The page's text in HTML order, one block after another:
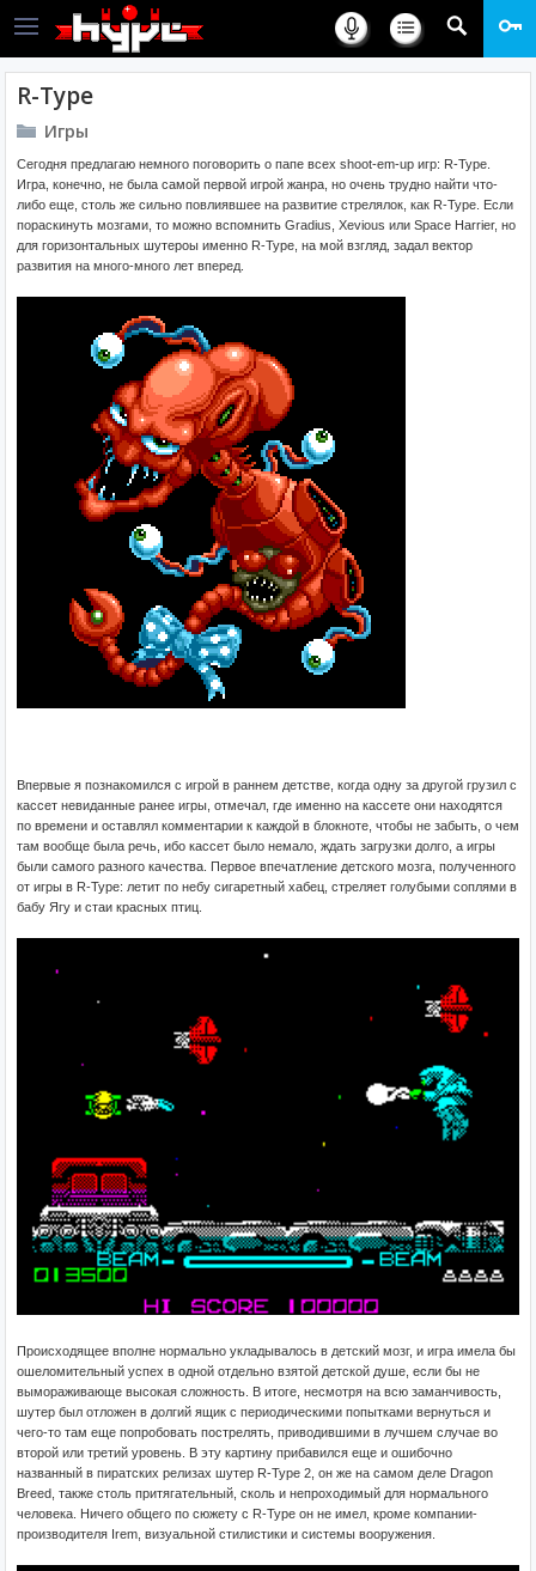
R-Type
Игры
Сегодня предлагаю немного поговорить о папе всех shoot-em-up игр: R-Type.
Игра, конечно, не была самой первой игрой жанра, но очень трудно найти что-
либо еще, столь же сильно повлиявшее на развитие стрелялок, как R-Type. Если
пораскинуть мозгами, то можно вспомнить Gradius, Xevious или Space Harrier, но
для горизонтальных шутероы именно R-Type, на мой взгляд, задал вектор
развития на много-много лет вперед.
Впервые я познакомился с игрой в раннем детстве, когда одну за другой грузил с
кассет невиданные ранее игры, отмечал, где именно на кассете они находятся
по времени и оставлял комментарии к каждой в блокноте, чтобы не забыть, о чем
там вообще была речь, ибо кассет было немало, ждать загрузки долго, а игры
были самого разного качества. Первое впечатление детского мозга, полученного
от игры в R-Type: летит по небу сигаретный хабец, стреляет голубыми соплями в
бабу Ягу и стаи красных птиц.
Происходящее вполне нормально укладывалось в детский мозг, и игра имела бы
ошеломительный успех в одной отдельно взятой детской душе, если бы не
вымораживающе высокая сложность. В итоге, несмотря на всю заманчивость,
шутер был отложен в долгий ящик с периодическими попытками вернуться и
чего-то там еще попробовать пострелять, приводившими в лучшем случае во
второй или третий уровень. В эту картину прибавился еще и ошибочно
названный в пиратских релизах шутер R-Type 2, он же на самом деле Dragon
Breed, также столь притягательный, сколь и непроходимый для нормального
человека. Ничего общего по сюжету с R-Type он не имел, кроме компании-
производителя Irem, визуальной стилистики и системы вооружения.